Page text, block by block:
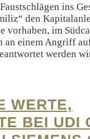
ins
den
vorhaben, im
an einem Angriff
werden
WERTE,
BEI UDI